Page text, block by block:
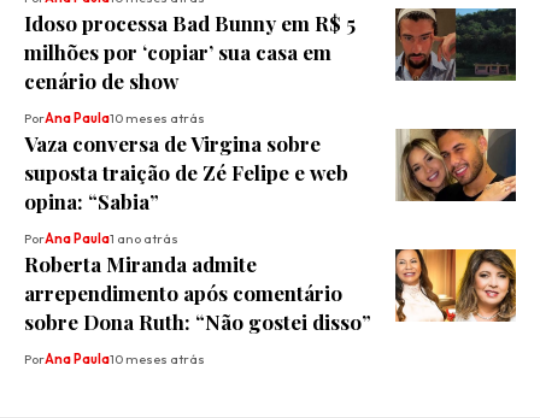
Idoso processa Bad Bunny em R$ 5
milhões por ‘copiar’ sua casa em
cenário de show
PorAna Paula10 meses atrás
Vaza conversa de Virgina sobre
suposta traição de Zé Felipe e web
opina: “Sabia”
PorAna Paula1 ano atrás
Roberta Miranda admite
arrependimento após comentário
sobre Dona Ruth: “Não gostei disso”
PorAna Paula10 meses atrás